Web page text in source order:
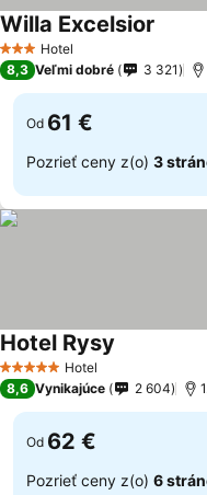
3 Počet hviezdičiek
Hotel
Willa Excelsior
8,3 Veľmi dobré 3 321
Od 61 €
Pozrieť ceny z(o) 3
5 Počet hviezdičiek
Hotel
Hotel Rysy
8,6 Vynikajúce 2 604
Od 62 €
Pozrieť ceny z(o) 6